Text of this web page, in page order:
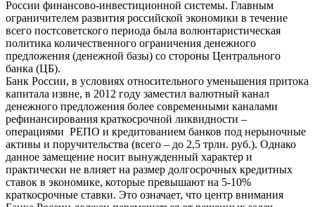
России финансово-инвестиционной системы. Главным
ограничителем развития российской экономики в течение
всего постсоветского периода была волюнтаристическая
политика количественного ограничения денежного
предложения (денежной базы) со стороны Центрального
банка (ЦБ).
Банк России, в условиях относительного уменьшения притока
капитала извне, в 2012 году заместил валютный канал
денежного предложения более современными каналами
рефинансирования краткосрочной ликвидности –
операциями РЕПО и кредитованием банков под нерыночные
активы и поручительства (всего – до 2,5 трлн. руб.). Однако
данное замещение носит вынужденный характер и
практически не влияет на размер долгосрочных кредитных
ставок в экономике, которые превышают на 5-10%
краткосрочные ставки. Это означает, что центр внимания